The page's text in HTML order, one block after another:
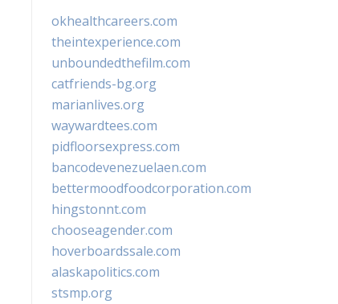
okhealthcareers.com
theintexperience.com
unboundedthefilm.com
catfriends-bg.org
marianlives.org
waywardtees.com
pidfloorsexpress.com
bancodevenezuelaen.com
bettermoodfoodcorporation.com
hingstonnt.com
chooseagender.com
hoverboardssale.com
alaskapolitics.com
stsmp.org